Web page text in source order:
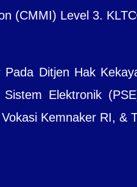
(CMMI) Level 3.
Pada Ditjen Hak
Sistem Elektronik
Kemnaker RI, &